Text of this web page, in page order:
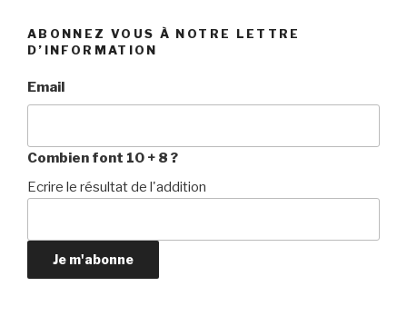
ABONNEZ VOUS À NOTRE LETTRE
D’INFORMATION
Email
Combien font 10 + 8 ?
Ecrire le résultat de l'addition
Je m'abonne